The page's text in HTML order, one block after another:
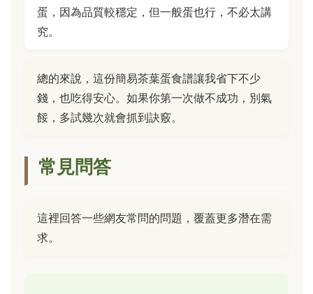
蛋，因為品質較穩定，但一般蛋也行，不必太講
究。
總的來說，這份簡易茶葉蛋食譜讓我省下不少
錢，也吃得安心。如果你第一次做不成功，別氣
餒，多試幾次就會抓到訣竅。
常見問答
這裡回答一些網友常問的問題，覆蓋更多潛在需
求。